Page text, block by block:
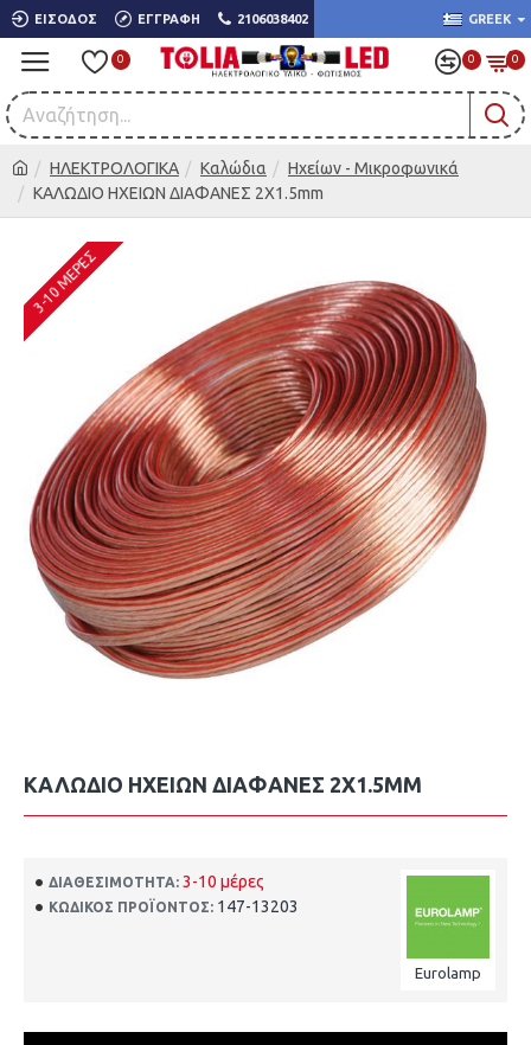
ΕΊΣΟΔΟΣ ΕΓΓΡΑΦΉ 2106038402 GREEK
0 0 0
ΗΛΕΚΤΡΟΛΟΓΙΚΑ Καλώδια
Ηχείων - Μικροφωνικά
ΚΑΛΩΔΙΟ ΗΧΕΙΩΝ ΔΙΑΦΑΝΕΣ 2X1.5mm
3-10 ΜΈΡΕΣ
ΚΑΛΩΔΙΟ ΗΧΕΙΩΝ ΔΙΑΦΑΝΕΣ 2X1.5MM
ΔΙΑΘΕΣΙΜΌΤΗΤΑ: 3-10 μέρες
ΚΩΔΙΚΌΣ ΠΡΟΪΌΝΤΟΣ: 147-13203
Eurolamp